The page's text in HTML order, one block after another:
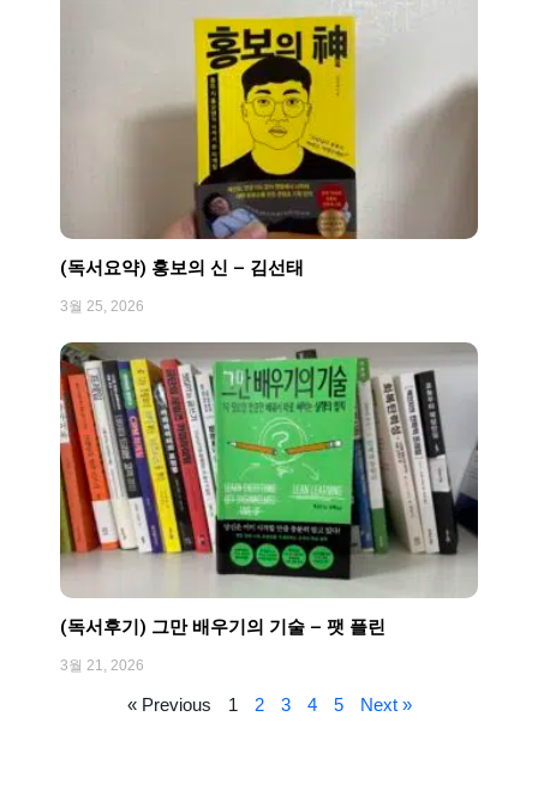
(독서요약) 홍보의 신 – 김선태
3월 25, 2026
(독서후기) 그만 배우기의 기술 – 팻 플린
3월 21, 2026
« Previous 1 2 3 4 5 Next »